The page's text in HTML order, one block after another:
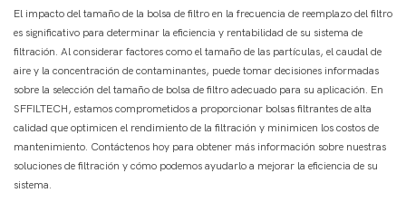
El impacto del tamaño de la bolsa de filtro en la frecuencia de reemplazo del filtro
es significativo para determinar la eficiencia y rentabilidad de su sistema de
filtración. Al considerar factores como el tamaño de las partículas, el caudal de
aire y la concentración de contaminantes, puede tomar decisiones informadas
sobre la selección del tamaño de bolsa de filtro adecuado para su aplicación. En
SFFILTECH, estamos comprometidos a proporcionar bolsas filtrantes de alta
calidad que optimicen el rendimiento de la filtración y minimicen los costos de
mantenimiento. Contáctenos hoy para obtener más información sobre nuestras
soluciones de filtración y cómo podemos ayudarlo a mejorar la eficiencia de su
sistema.